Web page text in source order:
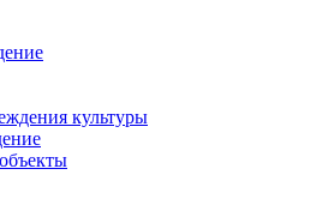
культуры